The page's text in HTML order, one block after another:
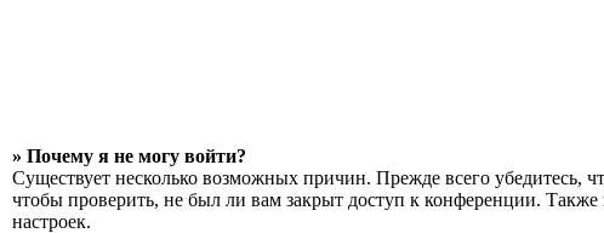
» Почему я не могу войти?
Существует несколько возможных причин. Прежде всего убедитесь,
чтобы проверить, не был ли вам закрыт доступ к конференции.
настроек.